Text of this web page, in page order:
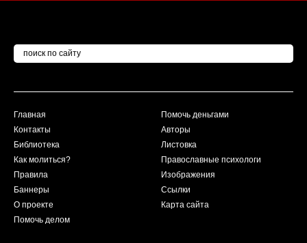
Главная
Контакты
Библиотека
Как молиться?
Правила
Баннеры
О проекте
Помочь делом
Помочь деньгами
Авторы
Листовка
Православные психологи
Изображения
Ссылки
Карта сайта